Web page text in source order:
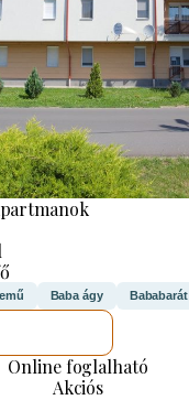
Baba ágy Bababarát
Online foglalható
Akciós